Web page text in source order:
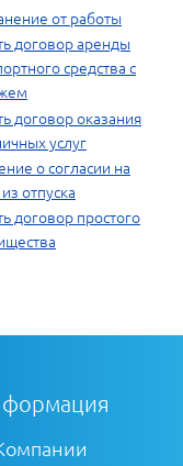
от работы
договор аренды
средства с
договор оказания
услуг
о согласии на
отпуска
договор простого